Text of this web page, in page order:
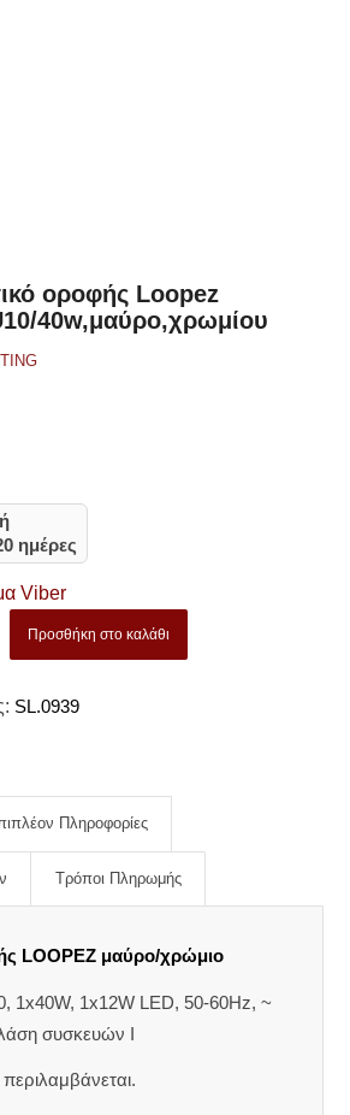
οροφής Loopez
40w,μαύρο,χρωμίου
ημέρες
Viber
Προσθήκη στο καλάθι
SL.0939
Πληροφορίες
Τρόποι Πληρωμής
LOOPEZ μαύρο/χρώμιο
1x40W, 1x12W LED, 50-60Hz, ~
συσκευών Ι